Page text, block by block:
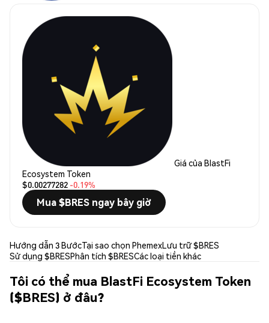
Giá của BlastFi
Ecosystem Token
$0.00277282 -0.19%
Mua $BRES ngay bây giờ
Hướng dẫn 3 BướcTại sao chọn PhemexLưu trữ $BRES
Sử dụng $BRESPhân tích $BRESCác loại tiền khác
Tôi có thể mua BlastFi Ecosystem Token
($BRES) ở đâu?